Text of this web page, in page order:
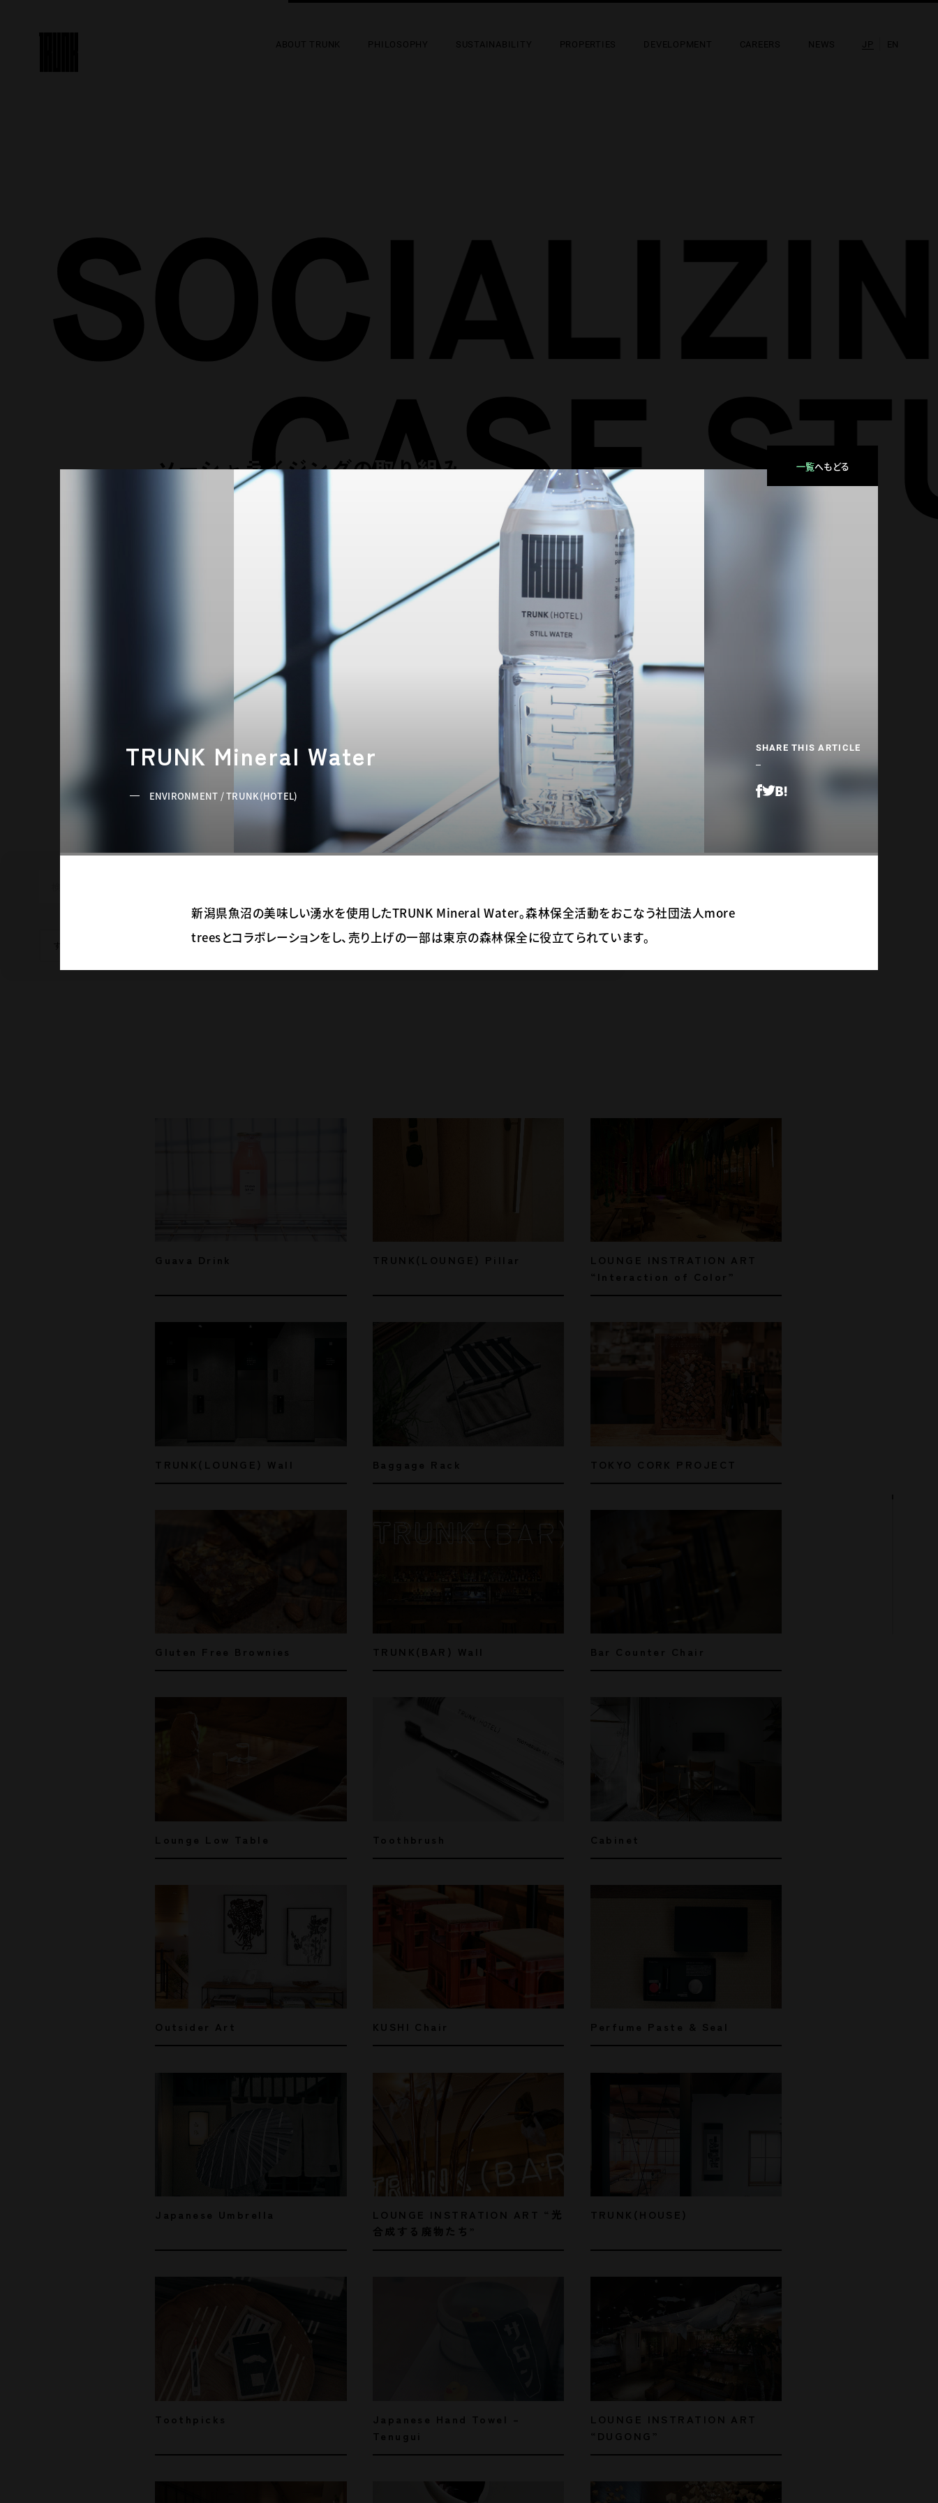
ソーシャライジングの取り組み
INITIATIVES SO FAR
69
絞り込み解除 69 件
Guava Drink TRUNK(LOUNGE) Pillar LOUNGE INSTRATION ART
“Interaction of Color”
TRUNK(LOUNGE) Wall Baggage Rack TOKYO CORK PROJECT
Gluten Free Brownies TRUNK(BAR) Wall Bar Counter Chair
Lounge Low Table Toothbrush Cabinet
Outsider Art KUSHI Chair Perfume Paste & Seal
Japanese Umbrella LOUNGE INSTRATION ART “光
合成する廃物たち”
TRUNK(HOUSE)
Toothpicks Japanese Hand Towel –
Tenugui
LOUNGE INSTRATION ART
“DUGONG”
ABOUT TRUNK PHILOSOPHY SUSTAINABILITY PROPERTIES DEVELOPMENT CAREERS NEWS JP EN
一覧へもどる
TRUNK Mineral Water
ENVIRONMENT / TRUNK(HOTEL)
SHARE THIS ARTICLE
新潟県魚沼の美味しい湧水を使用したTRUNK Mineral Water。森林保全活動をおこなう社団法人more
treesとコラボレーションをし、売り上げの一部は東京の森林保全に役立てられています。